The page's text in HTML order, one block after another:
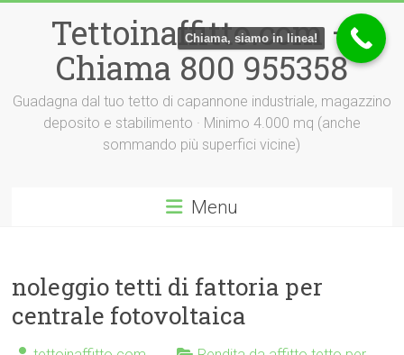
contenutoTettoinaffitto.com –
Chiama 800 955358
Guadagna dal tuo tetto di capannone industriale, magazzino
deposito e stabilimento · Minimo 4.000 mq (anche
sommando più superfici vicine)
Menu
noleggio tetti di fattoria per
centrale fotovoltaica
Chiama, siamo in linea!